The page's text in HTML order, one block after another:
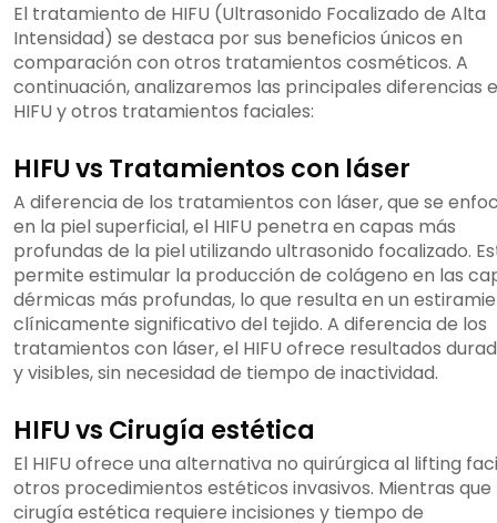
El tratamiento de HIFU (Ultrasonido Focalizado de Alta
Intensidad) se destaca por sus beneficios únicos en
comparación con otros tratamientos cosméticos. A
continuación, analizaremos las principales diferencias
HIFU y otros tratamientos faciales:
HIFU vs Tratamientos con láser
A diferencia de los tratamientos con láser, que se
en la piel superficial, el HIFU penetra en capas más
profundas de la piel utilizando ultrasonido focalizado.
permite estimular la producción de colágeno en las
dérmicas más profundas, lo que resulta en un
clínicamente significativo del tejido. A diferencia de los
tratamientos con láser, el HIFU ofrece resultados
y visibles, sin necesidad de tiempo de inactividad.
HIFU vs Cirugía estética
El HIFU ofrece una alternativa no quirúrgica al lifting
otros procedimientos estéticos invasivos. Mientras que
cirugía estética requiere incisiones y tiempo de